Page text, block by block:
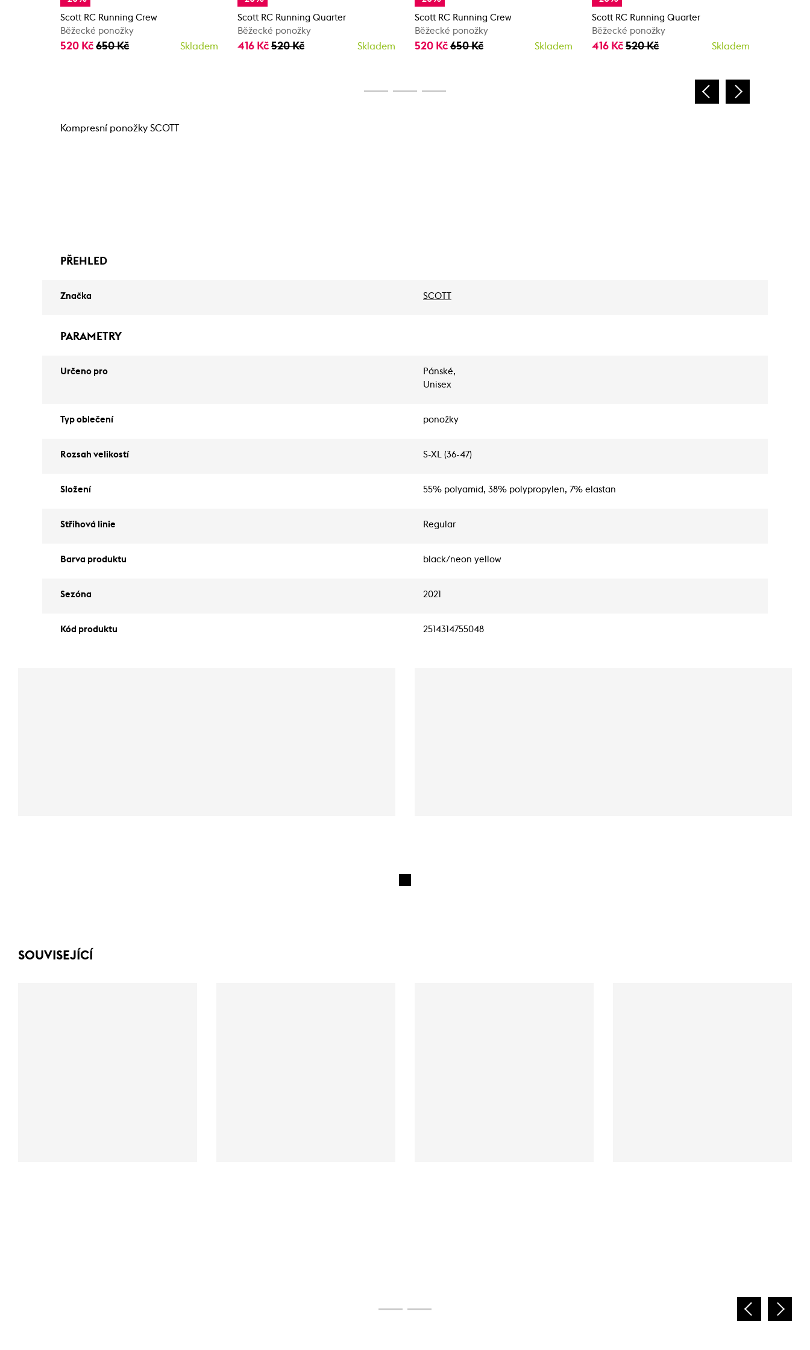
Scott RC Running Crew
Běžecké ponožky
520 Kč 650 Kč Skladem
Scott RC Running Quarter
Běžecké ponožky
416 Kč 520 Kč Skladem
Scott RC Running Crew
Běžecké ponožky
520 Kč 650 Kč Skladem
Scott RC Running Quarter
Běžecké ponožky
416 Kč 520 Kč Skladem
Kompresní ponožky SCOTT
PŘEHLED
Značka SCOTT
PARAMETRY
Určeno pro
Pánské,
Unisex
Typ oblečení ponožky
Rozsah velikostí S-XL (36-47)
Složení 55% polyamid, 38% polypropylen, 7% elastan
Střihová linie Regular
Barva produktu black/neon yellow
Sezóna 2021
Kód produktu 2514314755048
SOUVISEJÍCÍ